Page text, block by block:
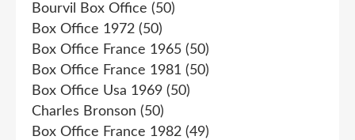
Bourvil Box Office (50)
Box Office 1972 (50)
Box Office France 1965 (50)
Box Office France 1981 (50)
Box Office Usa 1969 (50)
Charles Bronson (50)
Box Office France 1982 (49)